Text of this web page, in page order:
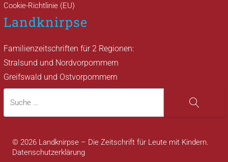
Cookie-Richtlinie (EU)
Landknirpse
Familienzeitschriften für 2 Regionen:
Stralsund und Nordvorpommern
Greifswald und Ostvorpommern
Suche
Suche
© 2026 Landknirpse – Die Zeitschrift für Leute mit Kindern.
Datenschutzerklärung